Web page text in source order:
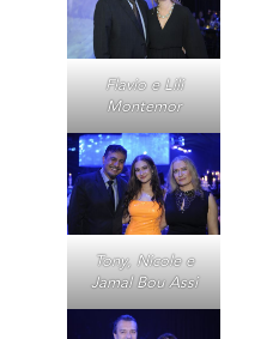
Flavio e Lili
Montemor
Tony, Nicole e
Jamal Bou Assi